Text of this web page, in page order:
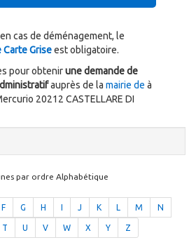
cas de déménagement, le
Griseest obligatoire.
pour obtenirune demande de
auprès de la mairie de à
20212 CASTELLARE DI
par ordre Alphabétique
F G H J K L M N
T U V W X Y Z